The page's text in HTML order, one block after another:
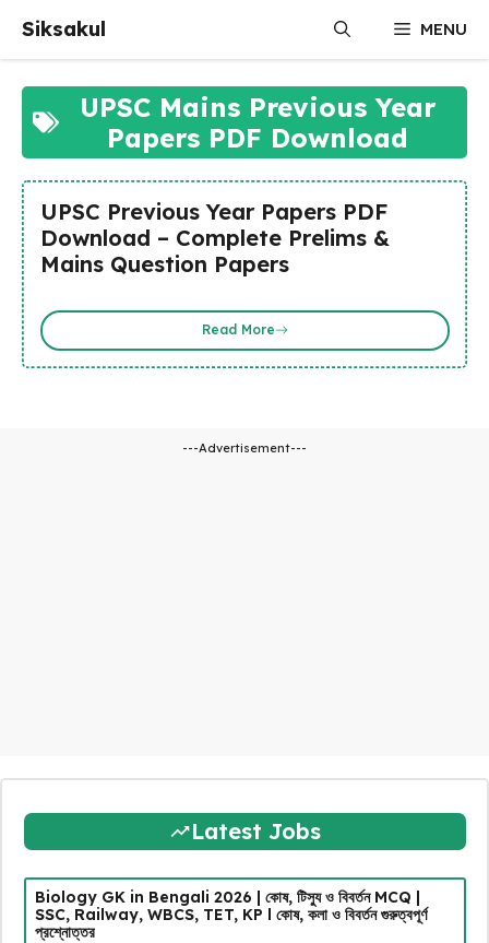
content
Siksakul MENU
UPSC Mains Previous Year
Papers PDF Download
UPSC Previous Year Papers PDF
Download – Complete Prelims &
Mains Question Papers
Read More
---Advertisement---
Latest Jobs
Biology GK in Bengali 2026 | কোষ, টিস্যু ও বিবর্তন MCQ |
SSC, Railway, WBCS, TET, KP l কোষ, কলা ও বিবর্তন গুরুত্বপূর্ণ
প্রশ্নোত্তর